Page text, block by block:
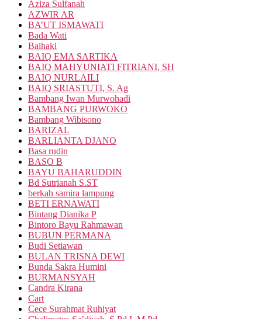
Aziza Sulfanah
AZWIR AR
BA’UT ISMAWATI
Bada Wati
Baihaki
BAIQ EMA SARTIKA
BAIQ MAHYUNIATI FITRIANI, SH
BAIQ NURLAILI
BAIQ SRIASTUTI, S. Ag
Bambang Iwan Murwohadi
BAMBANG PURWOKO
Bambang Wibisono
BARIZAL
BARLIANTA DJANO
Basa rudin
BASO B
BAYU BAHARUDDIN
Bd Sutrianah S.ST
berkah samira lampung
BETI ERNAWATI
Bintang Dianika P
Bintoro Bayu Rahmawan
BUBUN PERMANA
Budi Setiawan
BULAN TRISNA DEWI
Bunda Sakra Humini
BURMANSYAH
Candra Kirana
Cart
Cece Surahmat Ruhiyat